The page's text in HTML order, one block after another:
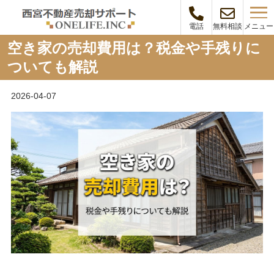
電話 無料相談 メニュー
空き家の売却費用は？税金や手残りに
ついても解説
2026-04-07